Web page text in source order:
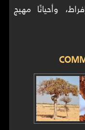
وأحيانًا مهيج